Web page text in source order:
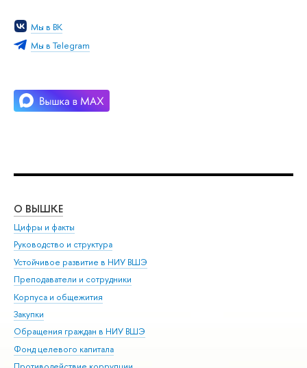
Мы в ВК
Мы в Telegram
О ВЫШКЕ
Цифры и факты
Руководство и структура
Устойчивое развитие в НИУ ВШЭ
Преподаватели и сотрудники
Корпуса и общежития
Закупки
Обращения граждан в НИУ ВШЭ
Фонд целевого капитала